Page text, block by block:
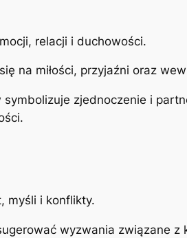
relacji i duchowości.
na miłości, przyjaźni oraz
symbolizuje zjednoczenie i
myśli i konflikty.
wyzwania związane